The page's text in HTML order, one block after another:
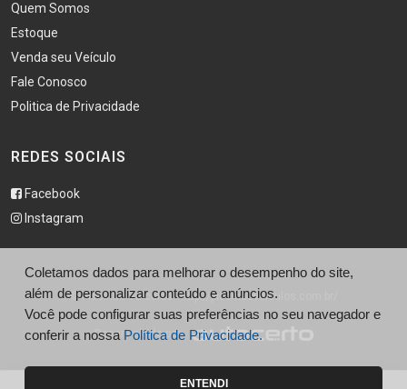
Quem Somos
Estoque
Venda seu Veículo
Fale Conosco
Politica de Privacidade
REDES SOCIAIS
Facebook
Instagram
© Piscinão Veículos - http://piscinaoveiculos.com.br/
Desenvolvido por
Coletamos dados para melhorar o desempenho do site,
além de personalizar conteúdo e anúncios.
Você pode configurar suas preferências no seu navegador e
conferir a nossa Política de Privacidade.
ENTENDI